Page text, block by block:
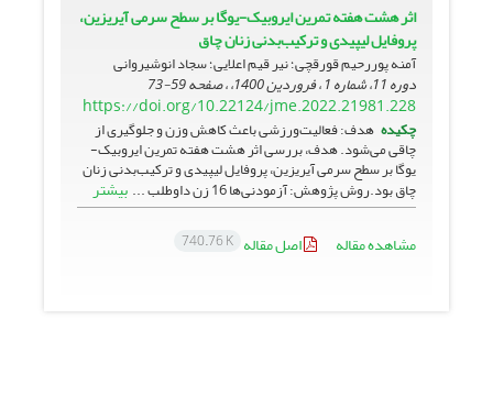
اثر هشت هفته تمرین ایروبیک-یوگا بر سطح سرمی آیریزین،
پروفایل لیپیدی و ترکیب‌بدنی زنان چاق
آمنه پوررحیم قورقچی؛ نیر قیم اعلایی؛ سجاد انوشیروانی
دوره 11، شماره 1 ، فروردین 1400، ، صفحه 59-73
https://doi.org/10.22124/jme.2022.21981.228
چکیده هدف: فعالیت‌ورزشی باعث کاهش ‌وزن و جلوگیری از
چاقی می‌شود. هدف، بررسی اثر هشت هفته تمرین ایروبیک-
یوگا بر سطح سرمی آیریزین، پروفایل لیپیدی و ترکیب‌بدنی زنان
چاق بود.روش‌ پژوهش: آزمودنی‌ها 16 زن داوطلب ...
بیشتر
مشاهده مقاله
اصل مقاله 740.76 K